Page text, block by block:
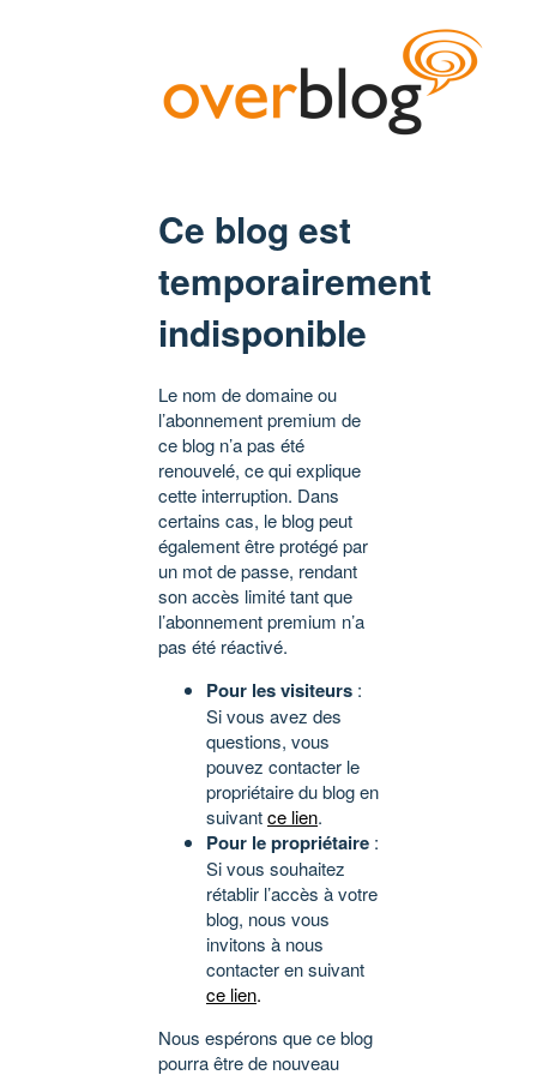
Ce blog est
temporairement
indisponible
Le nom de domaine ou
l’abonnement premium de
ce blog n’a pas été
renouvelé, ce qui explique
cette interruption. Dans
certains cas, le blog peut
également être protégé par
un mot de passe, rendant
son accès limité tant que
l’abonnement premium n’a
pas été réactivé.
Pour les visiteurs :
Si vous avez des
questions, vous
pouvez contacter le
propriétaire du blog en
suivantce lien.
Pour le propriétaire :
Si vous souhaitez
rétablir l’accès à votre
blog, nous vous
invitons à nous
contacter en suivant
ce lien.
Nous espérons que ce blog
pourra être de nouveau